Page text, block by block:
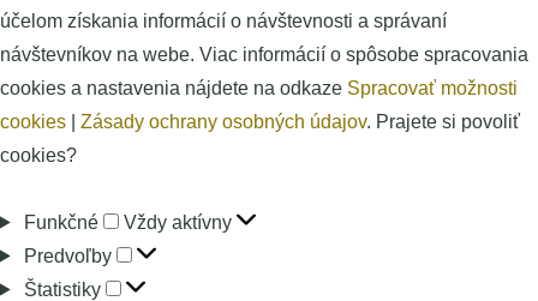
účelom získania informácií o návštevnosti a správaní
návštevníkov na webe. Viac informácií o spôsobe spracovania
cookies a nastavenia nájdete na odkaze Spracovať možnosti
cookies
Zásady ochrany osobných údajov. Prajete si povoliť
cookies?
Funkčné Funkčné
Vždy aktívny
Predvoľby
Predvoľby
Štatistiky
Štatistiky